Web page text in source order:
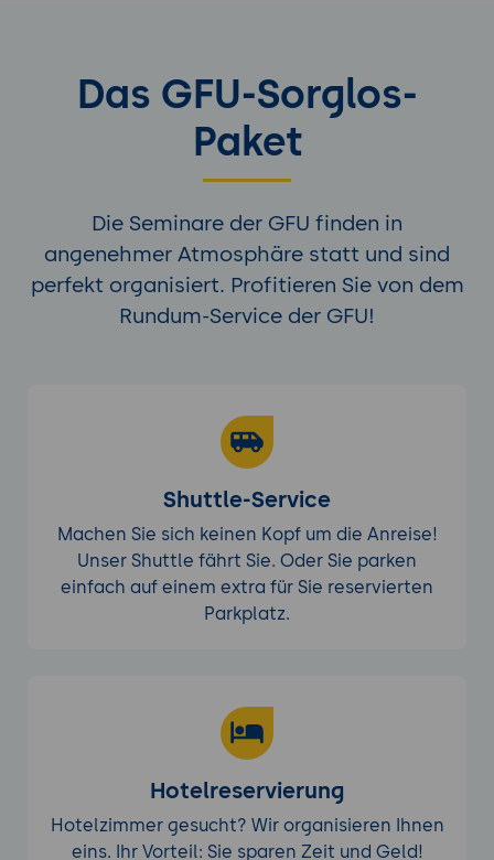
Das GFU-Sorglos-
Paket
Die Seminare der GFU finden in
angenehmer Atmosphäre statt und sind
perfekt organisiert. Profitieren Sie von dem
Rundum-Service der GFU!
Shuttle-Service
Machen Sie sich keinen Kopf um die Anreise!
Unser Shuttle fährt Sie. Oder Sie parken
einfach auf einem extra für Sie reservierten
Parkplatz.
Hotelreservierung
Hotelzimmer gesucht? Wir organisieren Ihnen
eins. Ihr Vorteil: Sie sparen Zeit und Geld!